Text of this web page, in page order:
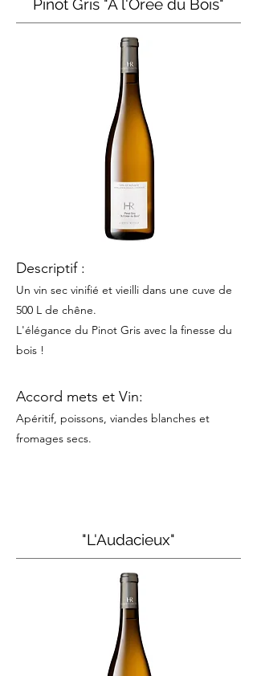
Pinot Gris "A l'Orée du Bois"
Descriptif :
Un vin sec vinifié et vieilli dans une cuve de
500 L de chêne.
L'élégance du Pinot Gris avec la finesse du
bois !
Accord mets et Vin:
Apéritif, poissons, viandes blanches et
fromages secs.
"L'Audacieux"